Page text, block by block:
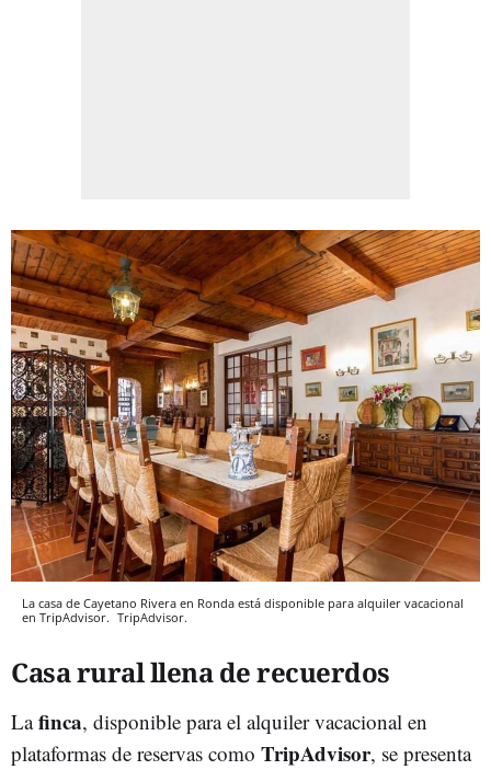
La casa de Cayetano Rivera en Ronda está disponible para alquiler vacacional
en TripAdvisor. TripAdvisor.
Casa rural llena de recuerdos
Lafinca, disponible para el alquiler vacacional en
plataformas de reservas como TripAdvisor, se presenta